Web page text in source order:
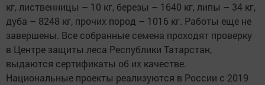
кг, лиственницы – 10 кг, березы – 1640 кг, липы – 34 кг,
дуба – 8248 кг, прочих пород – 1016 кг. Работы еще не
завершены. Все собранные семена проходят проверку
в Центре защиты леса Республики Татарстан,
выдаются сертификаты об их качестве.
Национальные проекты реализуются в России с 2019